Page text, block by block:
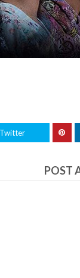
Twitter
POST